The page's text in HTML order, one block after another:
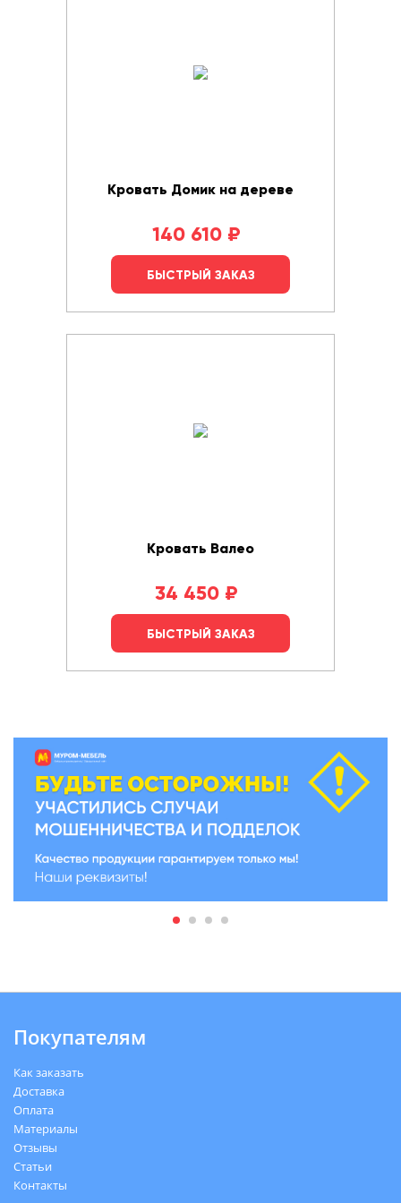
Кровать Домик на дереве
140 610 ₽
БЫСТРЫЙ ЗАКАЗ
Кровать Валео
34 450 ₽
БЫСТРЫЙ ЗАКАЗ
Покупателям
Как заказать
Доставка
Оплата
Материалы
Отзывы
Статьи
Контакты